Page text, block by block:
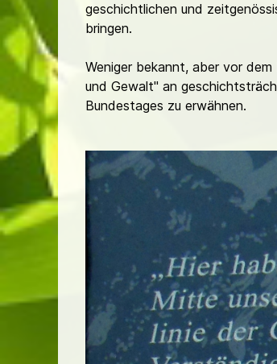
geschichtlichen und
bringen.
Weniger bekannt, aber vor
und Gewalt" an
Bundestages zu erwähnen.